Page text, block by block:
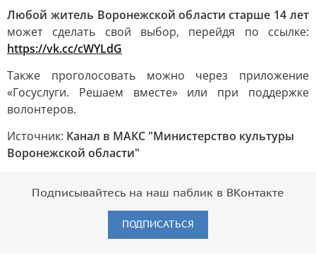
Любой житель Воронежской области старше 14 лет
может сделать свой выбор, перейдя по ссылке:
https://vk.cc/cWYLdG
Также проголосовать можно через приложение
«Госуслуги. Решаем вместе» или при поддержке
волонтеров.
Источник: Канал в МАКС "Министерство культуры
Воронежской области"
Подписывайтесь на наш паблик в ВКонтакте
ПОДПИСАТЬСЯ